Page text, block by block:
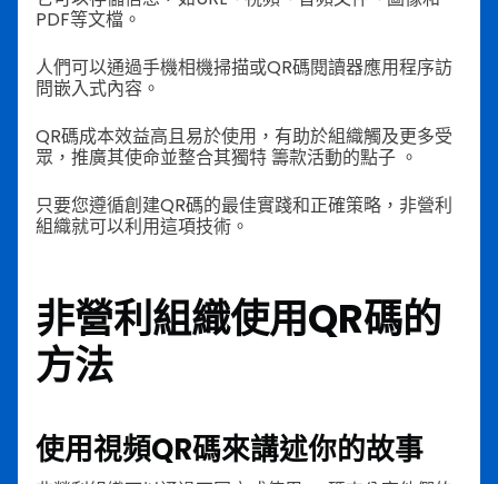
PDF等文檔。
人們可以通過手機相機掃描或QR碼閱讀器應用程序訪
問嵌入式內容。
QR碼成本效益高且易於使用，有助於組織觸及更多受
眾，推廣其使命並整合其獨特籌款活動的點子 。
只要您遵循創建QR碼的最佳實踐和正確策略，非營利
組織就可以利用這項技術。
非營利組織使用QR碼的
方法
使用視頻QR碼來講述你的故事